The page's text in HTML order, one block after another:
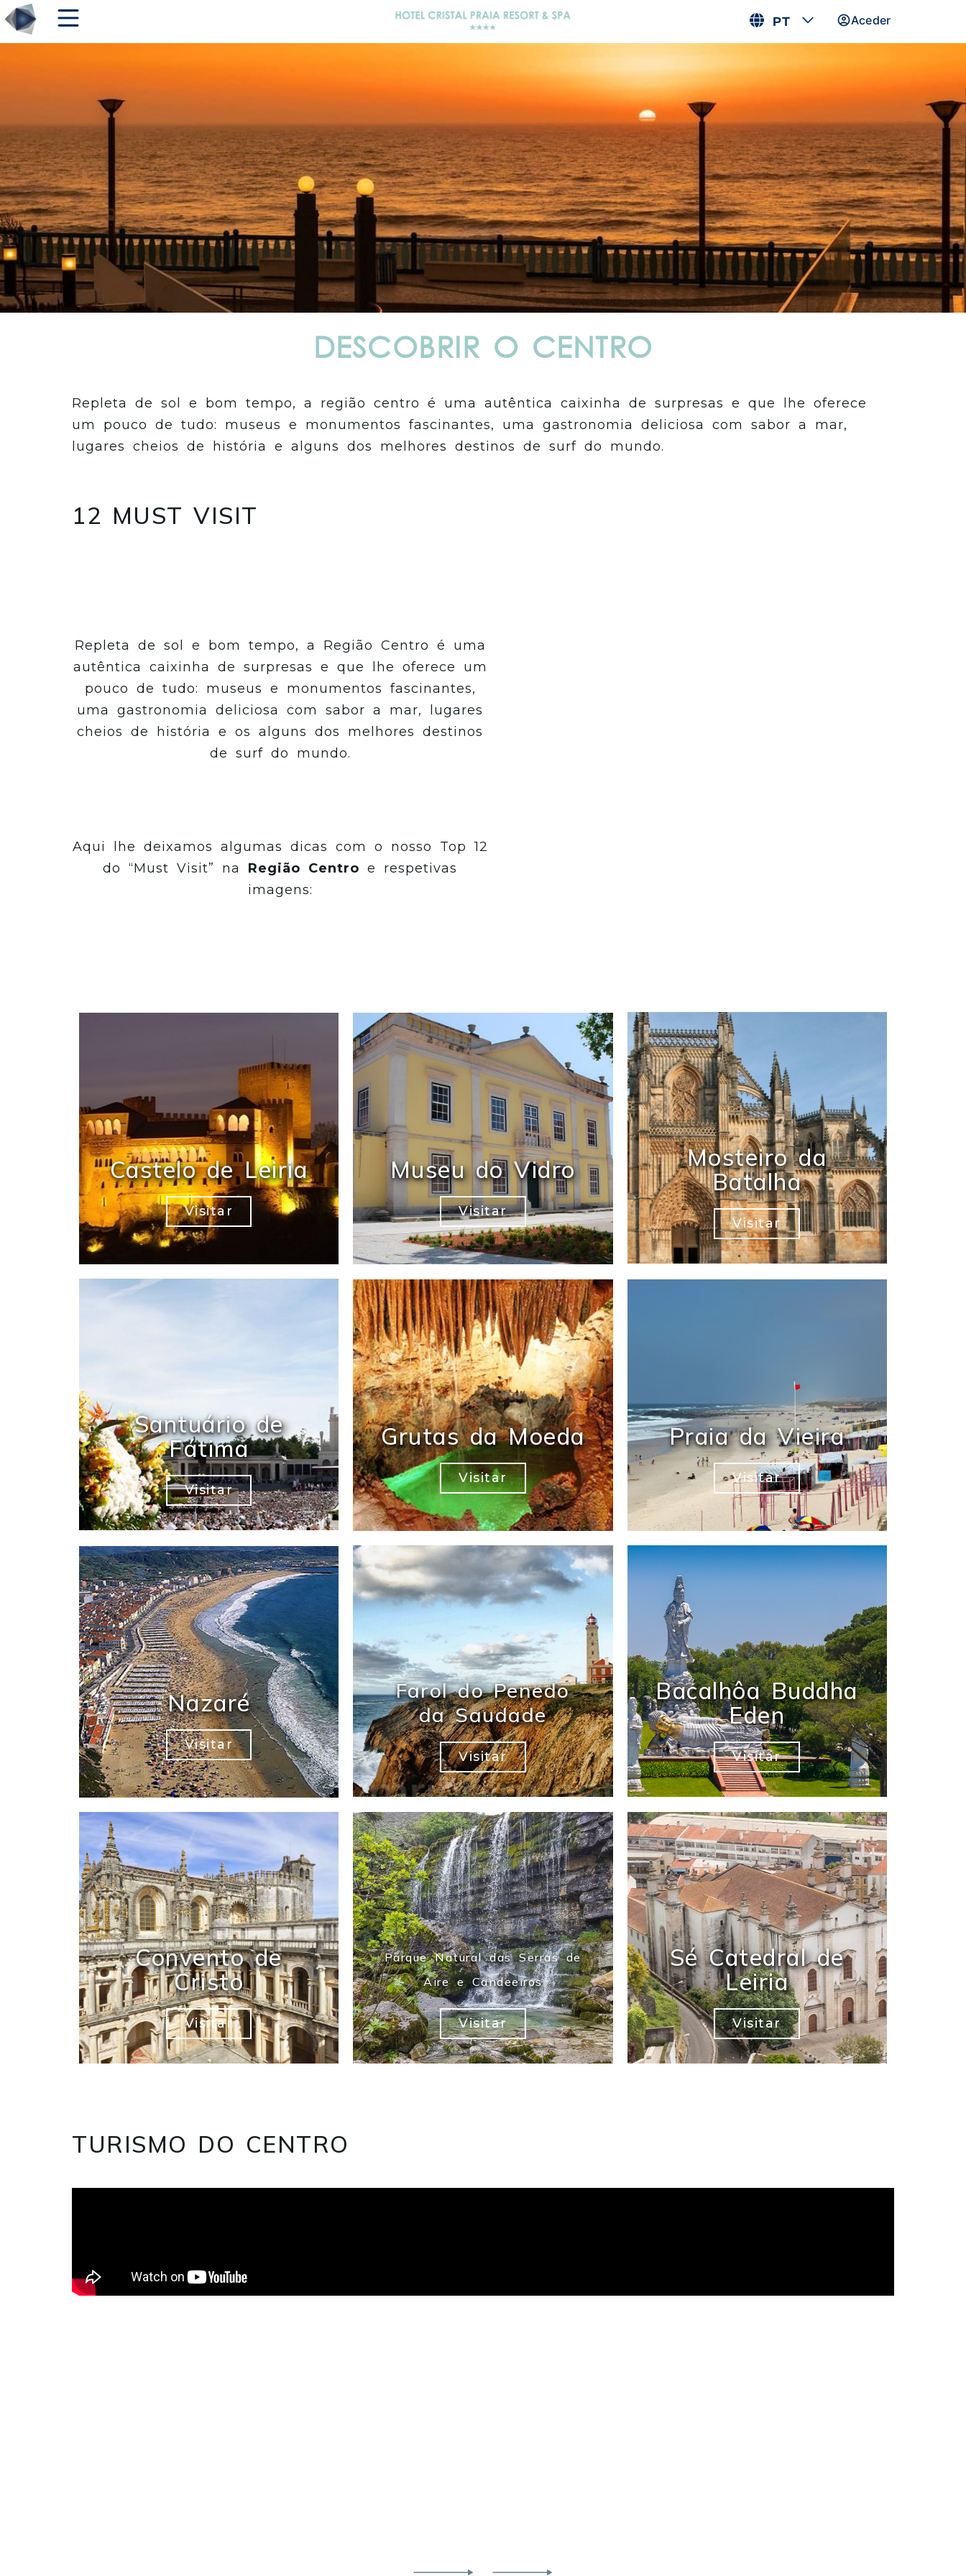
PT Aceder
DESCOBRIR O CENTRO
Repleta de sol e bom tempo, a região centro é uma autêntica caixinha de surpresas e que lhe oferece
um pouco de tudo: museus e monumentos fascinantes, uma gastronomia deliciosa com sabor a mar,
lugares cheios de história e alguns dos melhores destinos de surf do mundo.
12 MUST VISIT
Repleta de sol e bom tempo, a Região Centro é uma
autêntica caixinha de surpresas e que lhe oferece um
pouco de tudo: museus e monumentos fascinantes,
uma gastronomia deliciosa com sabor a mar, lugares
cheios de história e os alguns dos melhores destinos
de surf do mundo.
Aqui lhe deixamos algumas dicas com o nosso Top 12
do “Must Visit” na Região Centro e respetivas
imagens:
Castelo de Leiria
Visitar
Museu do Vidro
Visitar
Mosteiro da
Batalha
Visitar
Santuário de
Fátima
Visitar
Grutas da Moeda
Visitar
Praia da Vieira
Visitar
Nazaré
Visitar
Farol do Penedo
da Saudade
Visitar
Bacalhôa Buddha
Eden
Visitar
Convento de
Cristo
Visitar
Parque Natural das Serras de
Aire e Candeeiros
Visitar
Sé Catedral de
Leiria
Visitar
TURISMO DO CENTRO